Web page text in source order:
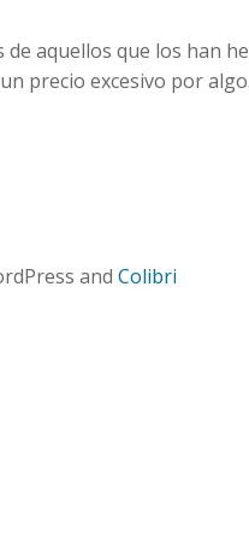
aquellos que los han
precio excesivo por algo.
and Colibri